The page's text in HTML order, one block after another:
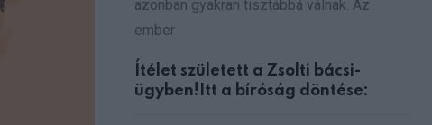
azonban gyakran tisztábbá válnak. Az
ember
Ítélet született a Zsolti bácsi-
ügyben!Itt a bíróság döntése: